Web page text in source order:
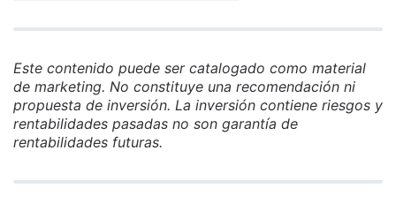
Este contenido puede ser catalogado como material
de marketing. No constituye una recomendación ni
propuesta de inversión. La inversión contiene riesgos y
rentabilidades pasadas no son garantía de
rentabilidades futuras.